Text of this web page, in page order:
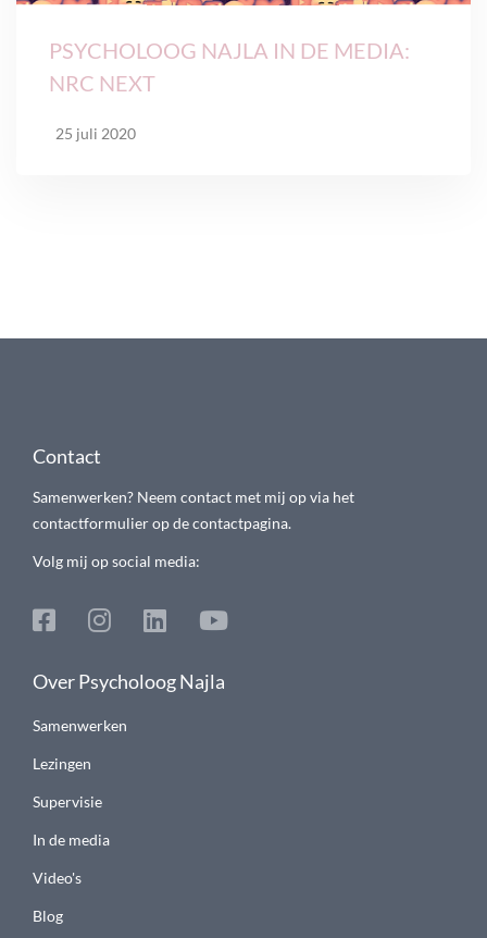
PSYCHOLOOG NAJLA IN DE MEDIA:
NRC NEXT
25 juli 2020
Contact
Samenwerken? Neem contact met mij op via het
contactformulier op de contactpagina.
Volg mij op social media:
Over Psycholoog Najla
Samenwerken
Lezingen
Supervisie
In de media
Video's
Blog